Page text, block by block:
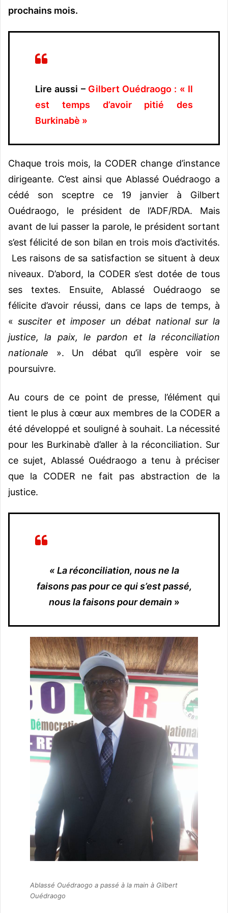
prochains mois.
Lire aussi – Gilbert Ouédraogo : « Il
est temps d’avoir pitié des
Burkinabè »
Chaque trois mois, la CODER change d’instance
dirigeante. C’est ainsi que Ablassé Ouédraogo a
cédé son sceptre ce 19 janvier à Gilbert
Ouédraogo, le président de l’ADF/RDA. Mais
avant de lui passer la parole, le président sortant
s’est félicité de son bilan en trois mois d’activités.
Les raisons de sa satisfaction se situent à deux
niveaux. D’abord, la CODER s’est dotée de tous
ses textes. Ensuite, Ablassé Ouédraogo se
félicite d’avoir réussi, dans ce laps de temps, à
«susciter et imposer un débat national sur la
justice, la paix, le pardon et la réconciliation
nationale ». Un débat qu’il espère voir se
poursuivre.
Au cours de ce point de presse, l’élément qui
tient le plus à cœur aux membres de la CODER a
été développé et souligné à souhait. La nécessité
pour les Burkinabè d’aller à la réconciliation. Sur
ce sujet, Ablassé Ouédraogo a tenu à préciser
que la CODER ne fait pas abstraction de la
justice.
« La réconciliation, nous ne la
faisons pas pour ce qui s’est passé,
nous la faisons pour demain »
Ablassé Ouédraogo a passé à la main à Gilbert
Ouédraogo